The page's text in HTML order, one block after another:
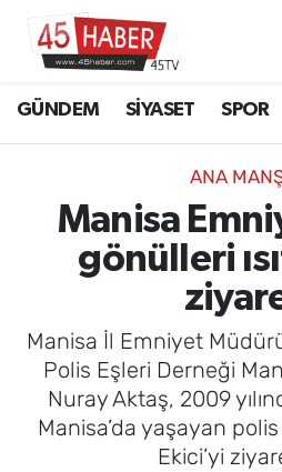
GÜNDEM SİYASET SPOR
ANA
Manisa
gönülleri
Manisa İl Emniyet
Polis Eşleri Derneği
Nuray Aktaş, 2009
Manisa’da yaşayan
Ekici’yi
SİYASET
EKONOMİ
EĞİTİM
SAĞLIK
Manisa Hava Durumu
Manisa Namaz Vakitleri
Manisa Trafik
Süper Lig Puan
Tüm Manşetler
Son Dakika Haberleri